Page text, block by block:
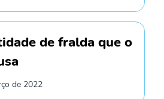
de fralda que o
de 2022